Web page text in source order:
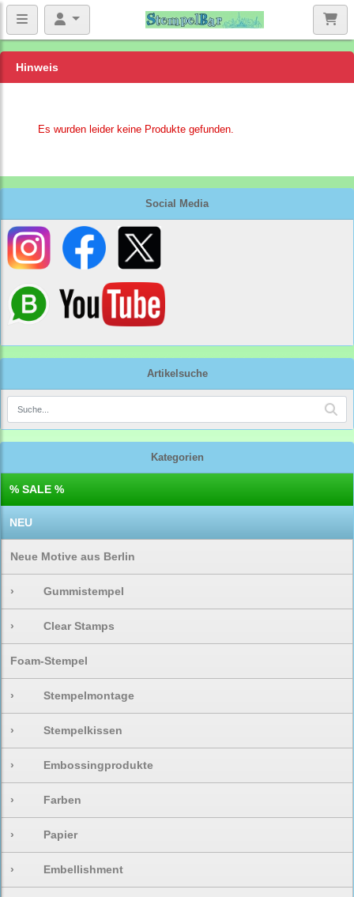
Social Media
Artikelsuche
Kategorien
% SALE %
NEU
Neue Motive aus Berlin
› Gummistempel
› Clear Stamps
Foam-Stempel
› Stempelmontage
› Stempelkissen
› Embossingprodukte
› Farben
› Papier
› Embellishment
Hinweis
Es wurden leider keine Produkte gefunden.